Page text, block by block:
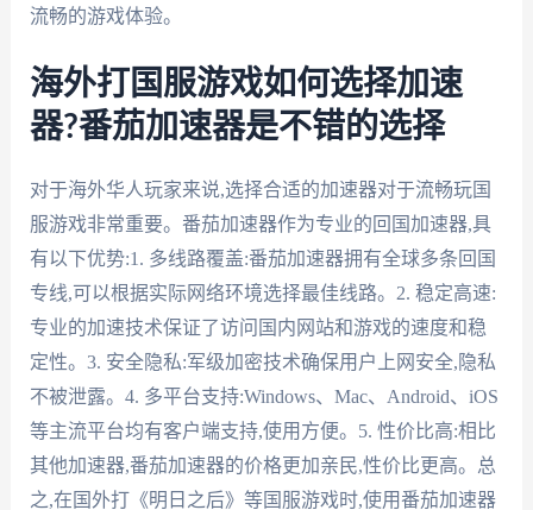
流畅的游戏体验。
海外打国服游戏如何选择加速
器?番茄加速器是不错的选择
对于海外华人玩家来说,选择合适的加速器对于流畅玩国
服游戏非常重要。番茄加速器作为专业的回国加速器,具
有以下优势:1. 多线路覆盖:番茄加速器拥有全球多条回国
专线,可以根据实际网络环境选择最佳线路。2. 稳定高速:
专业的加速技术保证了访问国内网站和游戏的速度和稳
定性。3. 安全隐私:军级加密技术确保用户上网安全,隐私
不被泄露。4. 多平台支持:Windows、Mac、Android、iOS
等主流平台均有客户端支持,使用方便。5. 性价比高:相比
其他加速器,番茄加速器的价格更加亲民,性价比更高。总
之,在国外打《明日之后》等国服游戏时,使用番茄加速器